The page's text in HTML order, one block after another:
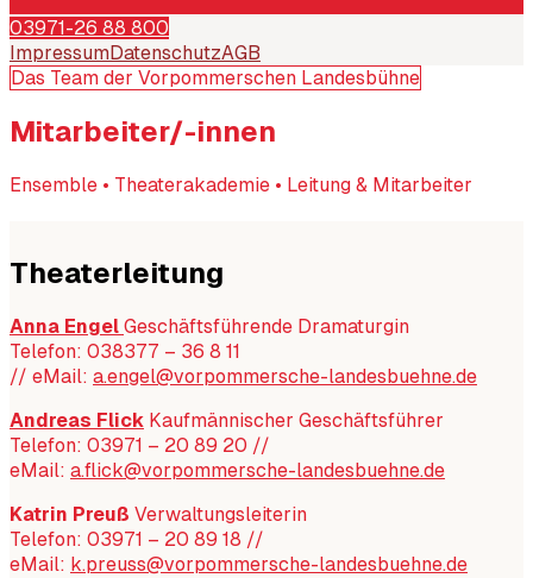
03971-26 88 800
Impressum DatenschutzAGB
Das Team der Vorpommerschen Landesbühne
Mitarbeiter/-innen
Ensemble • Theaterakademie • Leitung & Mitarbeiter
Theaterleitung
Anna Engel Geschäftsführende Dramaturgin
Telefon: 038377 – 36 8 11
// eMail: a.engel@vorpommersche-landesbuehne.de
Andreas Flick Kaufmännischer Geschäftsführer
Telefon: 03971 – 20 89 20 //
eMail: a.flick@vorpommersche-landesbuehne.de
Katrin Preuß Verwaltungsleiterin
Telefon: 03971 – 20 89 18 //
eMail: k.preuss@vorpommersche-landesbuehne.de